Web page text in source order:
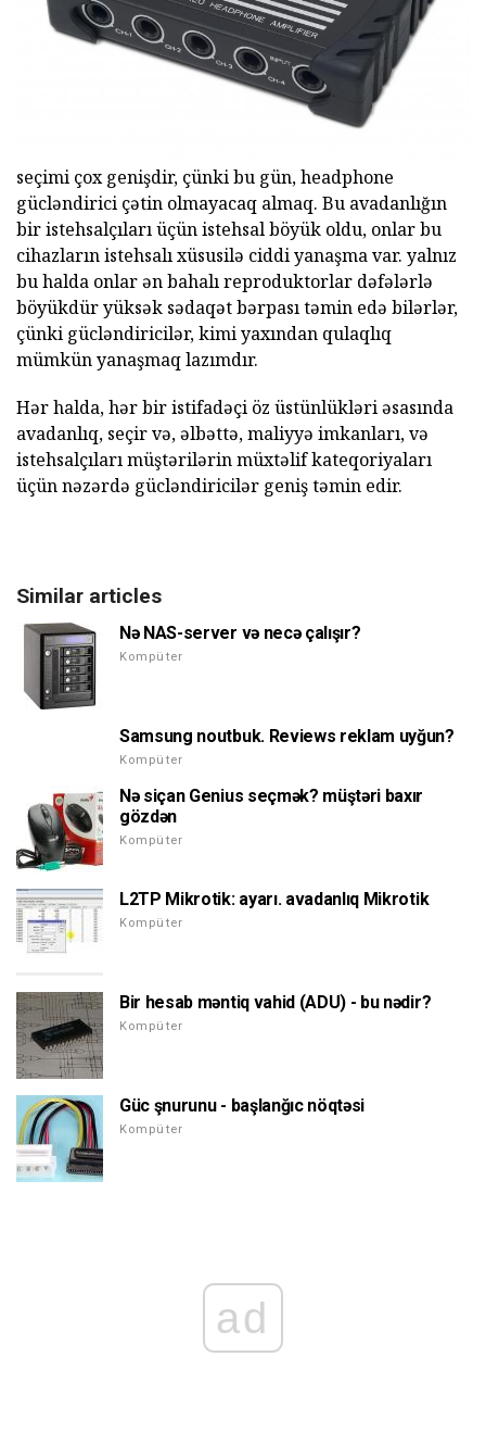
seçimi çox genişdir, çünki bu gün, headphone
gücləndirici çətin olmayacaq almaq. Bu avadanlığın
bir istehsalçıları üçün istehsal böyük oldu, onlar bu
cihazların istehsalı xüsusilə ciddi yanaşma var. yalnız
bu halda onlar ən bahalı reproduktorlar dəfələrlə
böyükdür yüksək sədaqət bərpası təmin edə bilərlər,
çünki gücləndiricilər, kimi yaxından qulaqlıq
mümkün yanaşmaq lazımdır.
Hər halda, hər bir istifadəçi öz üstünlükləri əsasında
avadanlıq, seçir və, əlbəttə, maliyyə imkanları, və
istehsalçıları müştərilərin müxtəlif kateqoriyaları
üçün nəzərdə gücləndiricilər geniş təmin edir.
Similar articles
Nə NAS-server və necə çalışır?
Kompüter
Samsung noutbuk. Reviews reklam uyğun?
Kompüter
Nə siçan Genius seçmək? müştəri baxır
gözdən
Kompüter
L2TP Mikrotik: ayarı. avadanlıq Mikrotik
Kompüter
Bir hesab məntiq vahid (ADU) - bu nədir?
Kompüter
Güc şnurunu - başlanğıc nöqtəsi
Kompüter
ad